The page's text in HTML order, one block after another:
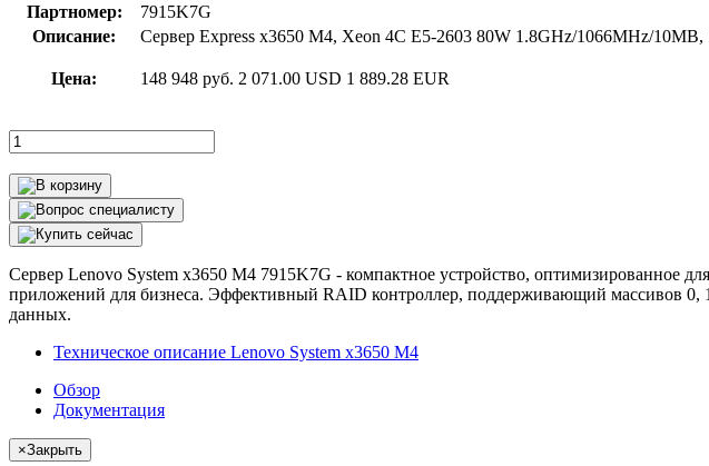
Партномер:
7915K7G
Описание:
Сервер Express x3650 M4, Xeon 4C E5-2603 80W 1.8GHz/1066MHz/
Цена: 148 948 руб. 2 071.00 USD 1 889.28 EUR
Сервер Lenovo System x3650 M4 7915K7G - компактное устройство, оптимизированное
приложений для бизнеса. Эффективный RAID контроллер, поддерживающий массивов 0,
данных.
Техническое описание Lenovo System x3650 M4
Обзор
Документация
×Закрыть